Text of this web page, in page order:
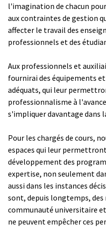
l'imagination de chacun
aux contraintes de gestion
affecter le travail des
professionnels et des
Aux professionnels et
fournirai des équipements
adéquats, qui leur
professionnalisme à
s'impliquer davantage dans
Pour les chargés de cours,
espaces qui leur
développement des
expertise, non seulement
aussi dans les instances
sont, depuis longtemps,
communauté universitaire
ne peuvent empêcher ces